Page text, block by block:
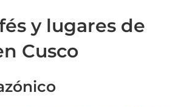
y lugares de
Cusco